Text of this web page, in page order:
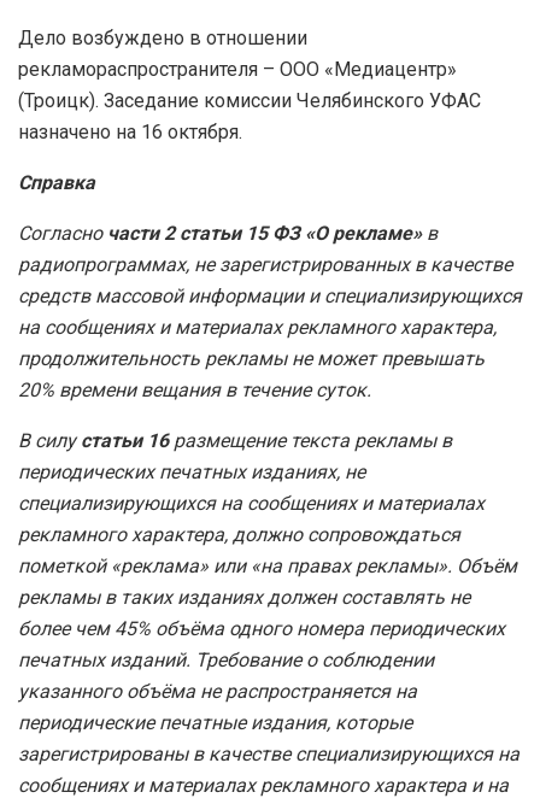
Дело возбуждено в отношении
рекламораспространителя – ООО «Медиацентр»
(Троицк). Заседание комиссии Челябинского УФАС
назначено на 16 октября.
Справка
Согласно части 2 статьи 15 ФЗ «О рекламе»в
радиопрограммах, не зарегистрированных в качестве
средств массовой информации и специализирующихся
на сообщениях и материалах рекламного характера,
продолжительность рекламы не может превышать
20% времени вещания в течение суток.
В силустатьи 16размещение текста рекламы в
периодических печатных изданиях, не
специализирующихся на сообщениях и материалах
рекламного характера, должно сопровождаться
пометкой «реклама» или «на правах рекламы». Объём
рекламы в таких изданиях должен составлять не
более чем 45% объёма одного номера периодических
печатных изданий. Требование о соблюдении
указанного объёма не распространяется на
периодические печатные издания, которые
зарегистрированы в качестве специализирующихся на
сообщениях и материалах рекламного характера и на